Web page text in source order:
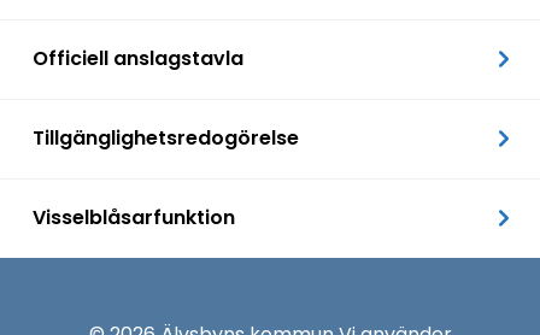
Officiell anslagstavla
Tillgänglighetsredogörelse
Visselblåsarfunktion